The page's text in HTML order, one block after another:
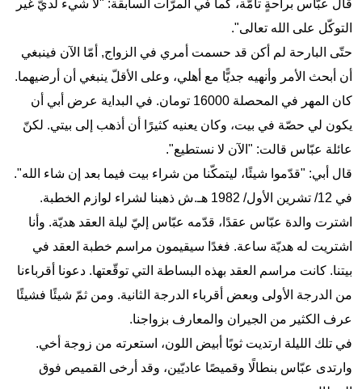
قال عبّاس براحةٍ تامّة، كما في المرّات السابقة: "لا شيء لديَّ غير
التوكّل على الله تعالى".
حتّى البارحة لم أكن قد حسمت أمري في الزواج, أمّا الآن فينبغي
أن أبحث الأمر وأنهيه جديًّا مع أهلي، وعلى الأقلّ ينبغي أن أرضيهما.
كان المهر في المحصلة 16000 تومان. في البداية عرض أبي أن
يكون لي حصّة في بيت، وكان يعنيه كثيرًا أن أذهب إلى بيتي. لكنّ
عائلة عبّاس قالت: "الآن لا نستطيع".
قال أبي: "قدّموا شيئًا، ليتمكّنا من شراء بيت فيما بعد إن شاء الله".
في 12/ تشرين الأول/ 1982 هـ.ش ذهبنا لشراء لوازم الخطبة.
اشترت والدة عبّاس عقدًا، قدّمه عبّاس إليّ ليلة العقد هديّة. وأنا
اشتريت له هديّة ساعة. فغدًا سيقيمون مراسم خطبة العقد في
بيتنا. كانت مراسم العقد بهذه البساطة التي توقّعتها. دعونا أقرباءنا
من الدرجة الأولى وبعض أقرباء الدرجة الثانية. ومن ثمّ شيئًا فشيئًا
عرف الكثير من الجيران والمعارف بزواجنا.
في تلك الليلة ارتديت ثوبًا أبيض اللون، استعرته من زوجة أخي.
وارتدى عبّاس بنطالًا وقميصًا عاديّين، وقد أرخى القميص فوق